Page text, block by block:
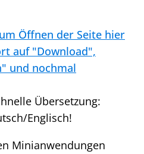
Öffnen der Seite hier
auf "Download",
und nochmal
Übersetzung:
Englisch!
Minianwendungen